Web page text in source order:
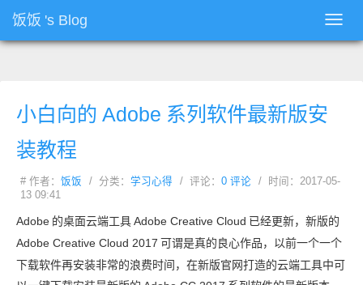
饭饭 's Blog
小白向的 Adobe 系列软件最新版安
装教程
# 作者： 饭饭 / 分类： 学习心得 / 评论： 0 评论
/ 时间：2017-05-
13 09:41
Adobe 的桌面云端工具Adobe Creative Cloud 已经更新，新版的
Adobe Creative Cloud 2017 可谓是真的良心作品，以前一个一个
下载软件再安装非常的浪费时间，在新版官网打造的云端工具中可